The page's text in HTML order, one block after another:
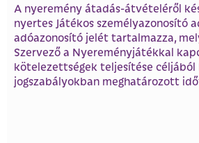
A nyeremény átadás-átvételéről
nyertes Játékos személyazonosító
adóazonosító jelét tartalmazza,
Szervező a Nyereményjátékkal
kötelezettségek teljesítése céljából
jogszabályokban meghatározott